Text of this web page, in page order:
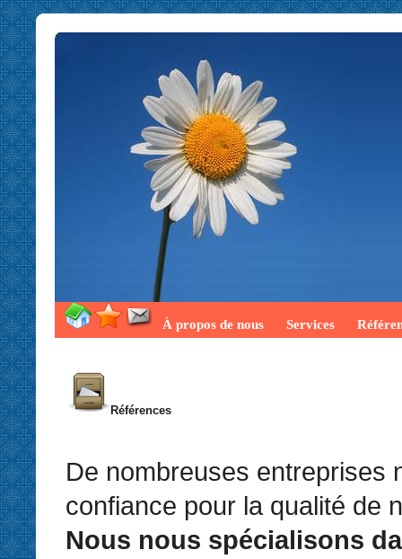
À propos de nous Services
Références
De nombreuses entreprises
confiance pour la qualité de
Nous nous spécialisons